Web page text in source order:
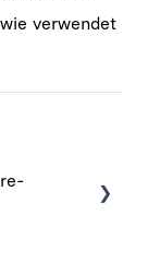
verwendet